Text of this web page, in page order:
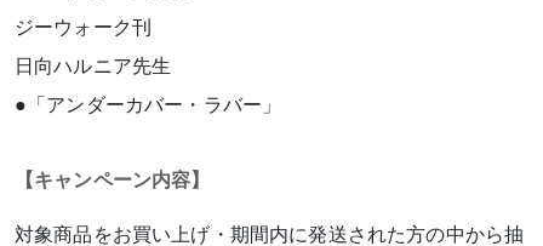
ジーウォーク刊
日向ハルニア先生
●「アンダーカバー・ラバー」
【キャンペーン内容】
対象商品をお買い上げ・期間内に発送された方の中から抽